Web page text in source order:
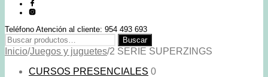
Teléfono Atención al cliente: 954 493 693
Buscar
por:
Buscar
Inicio/Juegos y juguetes/2 SERIE SUPERZINGS
CURSOS PRESENCIALES 0